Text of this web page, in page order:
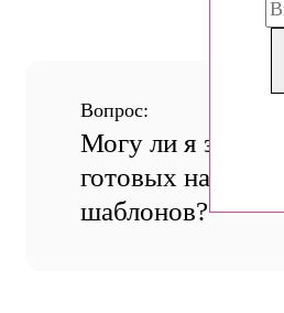
Вопрос:
Могу ли я
готовых
шаблонов?